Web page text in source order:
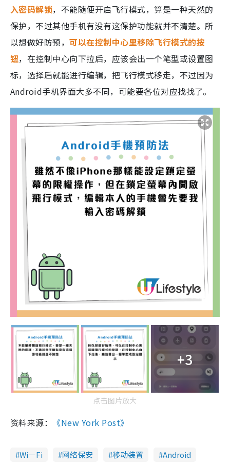
入密码解锁，不能随便开启飞行模式，算是一种天然的
保护，不过其他手机有没有这保护功能就并不清楚。所
以想做好防预，可以在控制中心里移除飞行模式的按
钮，在控制中心向下拉后，应该会出一个笔型或设置图
标，选择后就能进行编辑，把飞行模式移走，不过因为
Android手机界面大多不同，可能要各位对应找找了。
+3
点击图片放大
资料来源： 《New York Post》
Wi－Fi 网络保安 移动装置 Android